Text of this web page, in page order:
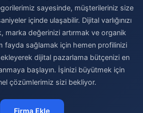
sayesinde, müşterileriniz size
içinde ulaşabilir. Dijital varlığınızı
marka değerinizi artırmak ve organik
fayda sağlamak için hemen profilinizi
ekleyerek dijital pazarlama bütçenizi en
başlayın. İşinizi büyütmek için
çözümlerimiz sizi bekliyor.
Firma Ekle